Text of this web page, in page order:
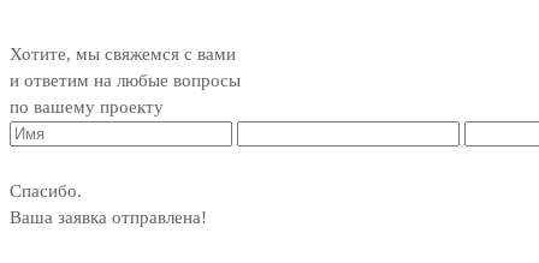
Хотите, мы свяжемся с вами
и ответим на любые вопросы
по вашему проекту
Спасибо.
Ваша заявка отправлена!